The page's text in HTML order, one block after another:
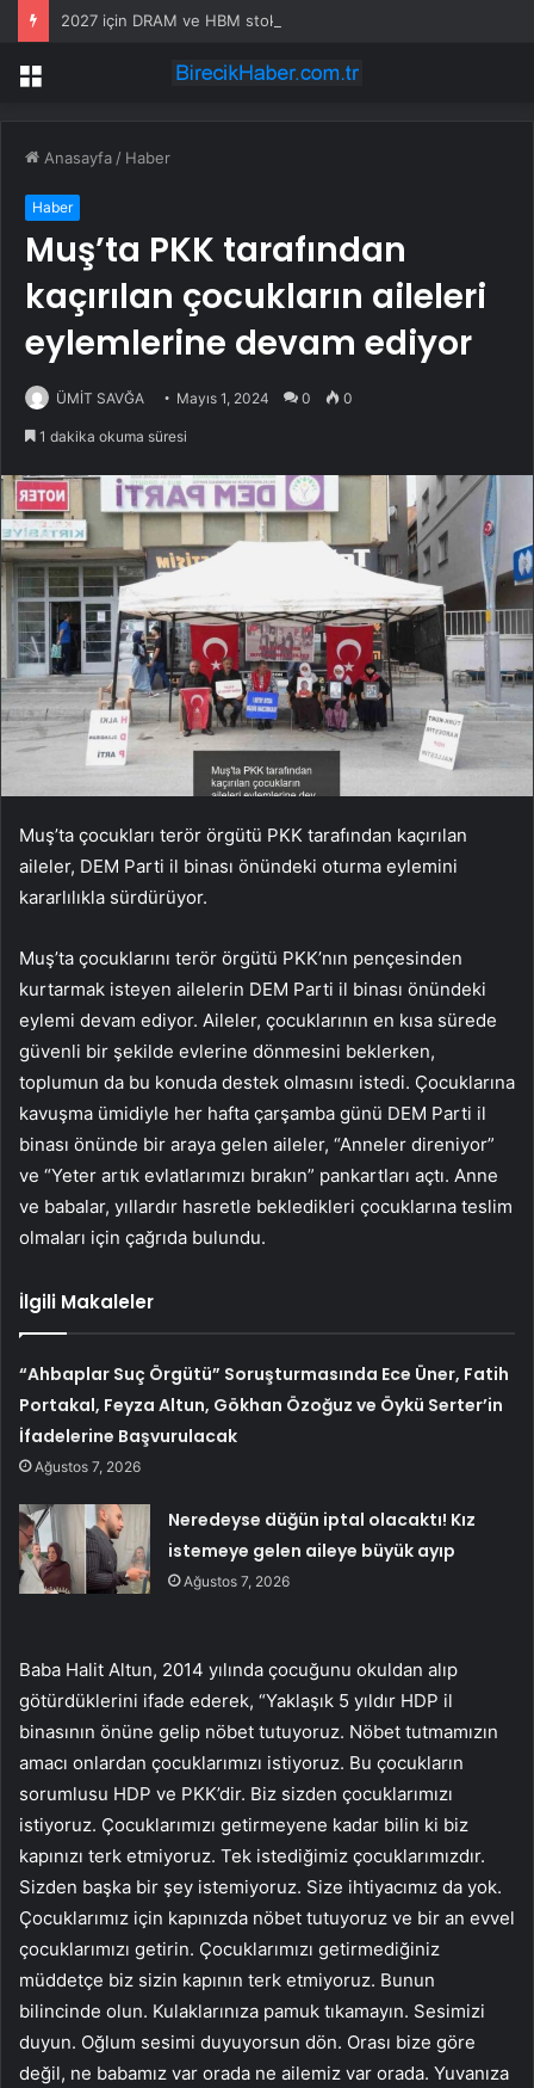
Menü
Anasayfa / Haber
Haber
Muş’ta PKK tarafından
kaçırılan çocukların aileleri
eylemlerine devam ediyor
ÜMİT SAVĞA Mayıs 1, 2024 0 0
1 dakika okuma süresi
Muş’ta çocukları terör örgütü PKK tarafından kaçırılan
aileler, DEM Parti il binası önündeki oturma eylemini
kararlılıkla sürdürüyor.
Muş’ta çocuklarını terör örgütü PKK’nın pençesinden
kurtarmak isteyen ailelerin DEM Parti il binası önündeki
eylemi devam ediyor. Aileler, çocuklarının en kısa sürede
güvenli bir şekilde evlerine dönmesini beklerken,
toplumun da bu konuda destek olmasını istedi. Çocuklarına
kavuşma ümidiyle her hafta çarşamba günü DEM Parti il
binası önünde bir araya gelen aileler, “Anneler direniyor”
ve “Yeter artık evlatlarımızı bırakın” pankartları açtı. Anne
ve babalar, yıllardır hasretle bekledikleri çocuklarına teslim
olmaları için çağrıda bulundu.
İlgili Makaleler
“Ahbaplar Suç Örgütü” Soruşturmasında Ece Üner, Fatih
Portakal, Feyza Altun, Gökhan Özoğuz ve Öykü Serter’in
İfadelerine Başvurulacak
Ağustos 7, 2026
Neredeyse düğün iptal olacaktı! Kız
istemeye gelen aileye büyük ayıp
Ağustos 7, 2026
Baba Halit Altun, 2014 yılında çocuğunu okuldan alıp
götürdüklerini ifade ederek, “Yaklaşık 5 yıldır HDP il
binasının önüne gelip nöbet tutuyoruz. Nöbet tutmamızın
amacı onlardan çocuklarımızı istiyoruz. Bu çocukların
sorumlusu HDP ve PKK’dir. Biz sizden çocuklarımızı
istiyoruz. Çocuklarımızı getirmeyene kadar bilin ki biz
kapınızı terk etmiyoruz. Tek istediğimiz çocuklarımızdır.
Sizden başka bir şey istemiyoruz. Size ihtiyacımız da yok.
Çocuklarımız için kapınızda nöbet tutuyoruz ve bir an evvel
çocuklarımızı getirin. Çocuklarımızı getirmediğiniz
müddetçe biz sizin kapının terk etmiyoruz. Bunun
bilincinde olun. Kulaklarınıza pamuk tıkamayın. Sesimizi
duyun. Oğlum sesimi duyuyorsun dön. Orası bize göre
değil, ne babamız var orada ne ailemiz var orada. Yuvanıza